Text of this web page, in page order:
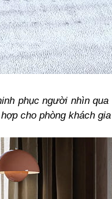
phục người nhìn qua
cho phòng khách